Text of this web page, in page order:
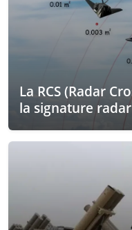
La RCS (Radar
la signature radar